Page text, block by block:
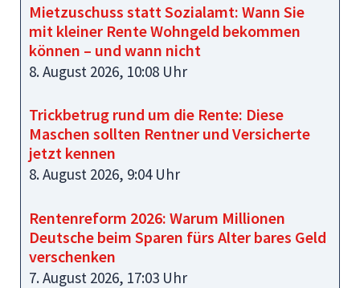
Mietzuschuss statt Sozialamt: Wann Sie
mit kleiner Rente Wohngeld bekommen
können – und wann nicht
8. August 2026, 10:08 Uhr
Trickbetrug rund um die Rente: Diese
Maschen sollten Rentner und Versicherte
jetzt kennen
8. August 2026, 9:04 Uhr
Rentenreform 2026: Warum Millionen
Deutsche beim Sparen fürs Alter bares Geld
verschenken
7. August 2026, 17:03 Uhr